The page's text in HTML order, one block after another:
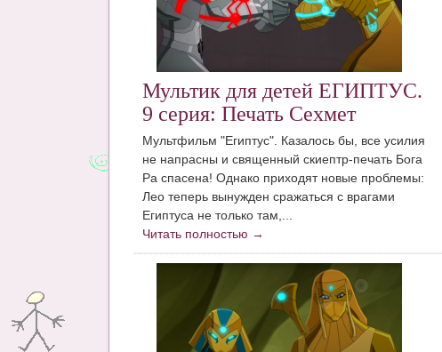
Мультик для детей ЕГИПТУС.
9 серия: Печать Сехмет
Мультфильм "Египтус". Казалось бы, все усилия
не напрасны и священный скиептр-печать Бога
Ра спасена! Однако приходят новые проблемы:
Лео теперь вынужден сражаться с врагами
Египтуса не только там,...
Читать полностью →